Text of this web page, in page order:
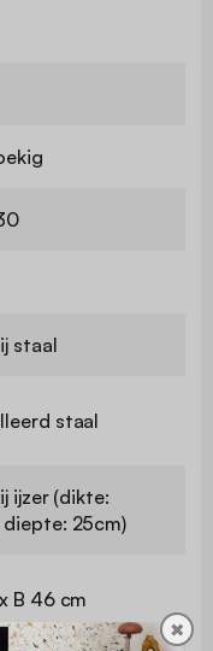
staal
staal
ijzer (dikte:
diepte: 25cm)
B 46 cm
✖